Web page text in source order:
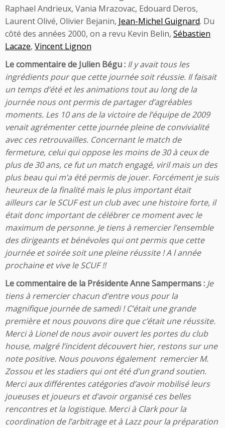
Raphael Andrieux, Vania Mrazovac, Edouard Deros,
Laurent Olivé, Olivier Bejanin, Jean-Michel Guignard. Du
côté des années 2000, on a revu Kevin Belin, Sébastien
Lacaze, Vincent Lignon
Le commentaire de Julien Bégu : Il y avait tous les
ingrédients pour que cette journée soit réussie. Il faisait
un temps d’été et les animations tout au long de la
journée nous ont permis de partager d’agréables
moments. Les 10 ans de la victoire de l’équipe de 2009
venait agrémenter cette journée pleine de convivialité
avec ces retrouvailles. Concernant le match de
fermeture, celui qui oppose les moins de 30 à ceux de
plus de 30 ans, ce fut un match engagé, viril mais un des
plus beau qui m’a été permis de jouer. Forcément je suis
heureux de la finalité mais le plus important était
ailleurs car le SCUF est un club avec une histoire forte, il
était donc important de célébrer ce moment avec le
maximum de personne. Je tiens à remercier l’ensemble
des dirigeants et bénévoles qui ont permis que cette
journée et soirée soit une pleine réussite ! A l année
prochaine et vive le SCUF !!
Le commentaire de la Présidente Anne Sampermans : Je
tiens à remercier chacun d’entre vous pour la
magnifique journée de samedi ! C’était une grande
première et nous pouvons dire que c’était une réussite.
Merci à Lionel de nous avoir ouvert les portes du club
house, malgré l’incident découvert hier, restons sur une
note positive. Nous pouvons également remercier M.
Zossou et les stadiers qui ont été d’un grand soutien.
Merci aux différentes catégories d’avoir mobilisé leurs
joueuses et joueurs et d’avoir organisé ces belles
rencontres et la logistique. Merci à Clark pour la
coordination de l’arbitrage et à Lazz pour la préparation